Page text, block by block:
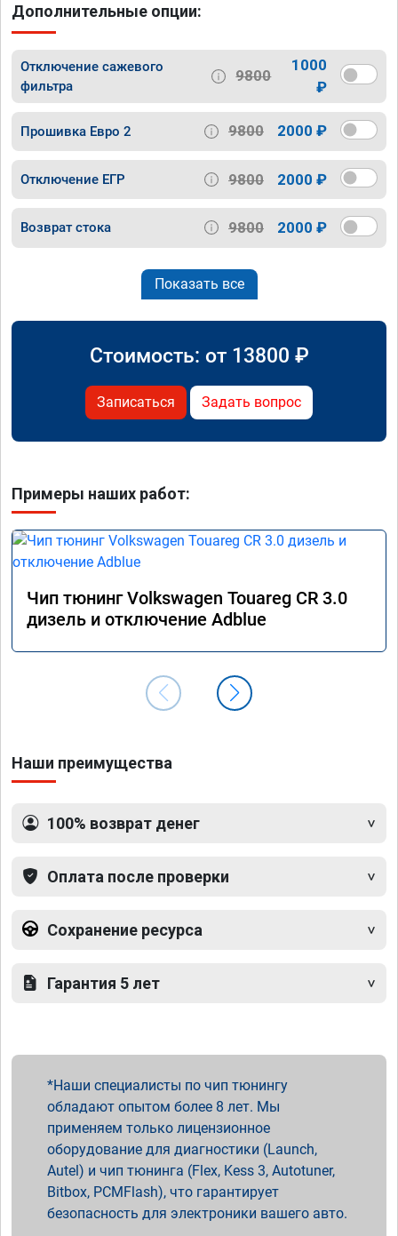
Дополнительные опции:
Отключение сажевого
фильтра
9800
1000
₽
Прошивка Евро 2 9800 2000 ₽
Отключение ЕГР 9800 2000 ₽
Возврат стока 9800 2000 ₽
Показать все
Стоимость: от 13800 ₽
Записаться Задать вопрос
Примеры наших работ:
Чип тюнинг Volkswagen Touareg CR 3.0
дизель и отключение Adblue
Наши преимущества
100% возврат денег
Оплата после проверки
Сохранение ресурса
Гарантия 5 лет
Наши специалисты по чип тюнингу
обладают опытом более 8 лет. Мы
применяем только лицензионное
оборудование для диагностики (Launch,
Autel) и чип тюнинга (Flex, Kess 3, Autotuner,
Bitbox, PCMFlash), что гарантирует
безопасность для электроники вашего авто.